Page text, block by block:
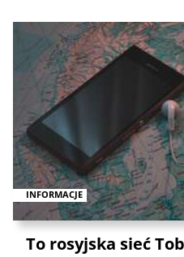
INFORMACJE
To rosyjska sieć